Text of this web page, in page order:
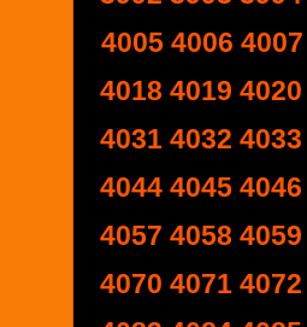
4005 4006 4007
4018 4019 4020
4031 4032 4033
4044 4045 4046
4057 4058 4059
4070 4071 4072